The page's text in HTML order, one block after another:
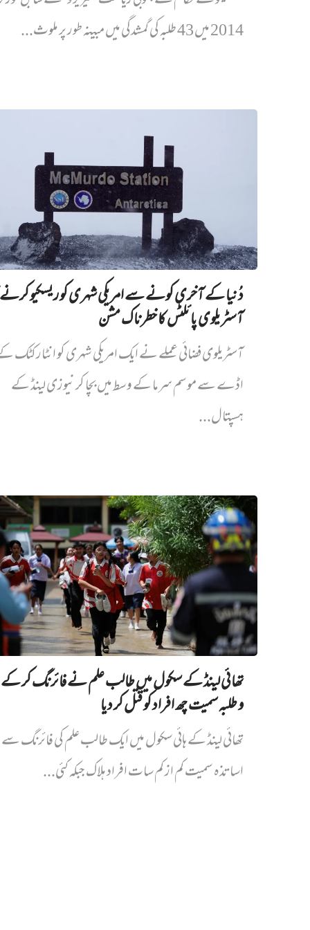
2014 میں 43 طلبہ کی گمشدگی میں مبینہ طور پر ملوث...
دُنیا کے آخری کونے سے امریکی شہری کو ریسکیو
آسٹریلوی پائلٹس کا خطرناک مشن
آسٹریلوی فضائی عملے نے ایک امریکی شہری کو انٹارکٹک
اڈے سے موسم سرما کے وسط میں بچا کر نیوزی لینڈ کے
ہسپتال...
تھائی لینڈ کے سکول میں طالب علم نے فائرنگ کر
و طلبہ سمیت چھ افراد کو قتل کر دیا
تھائی لینڈ کے ہائی سکول میں ایک طالب علم کی فائرنگ سے
اساتذہ سمیت کم از کم سات افراد ہلاک جبکہ کئی...